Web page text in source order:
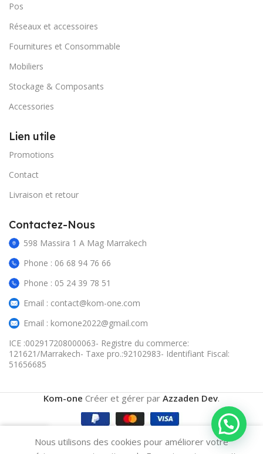
Pos
Réseaux et accessoires
Fournitures et Consommable
Mobiliers
Stockage & Composants
Accessories
Lien utile
Promotions
Contact
Livraison et retour
Contactez-Nous
598 Massira 1 A Mag Marrakech
Phone : 06 68 94 76 66
Phone : 05 24 39 78 51
Email : contact@kom-one.com
Email : komone2022@gmail.com
ICE :002917208000063- Registre du commerce:
121621/Marrakech- Taxe pro.:92102983- Identifiant Fiscal:
51656685
Kom-one Créer et gérer par Azzaden Dev.
Nous utilisons des cookies pour améliorer votre